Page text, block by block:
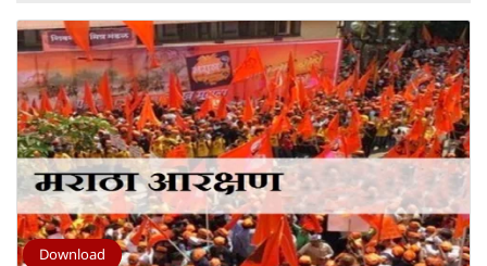
Download